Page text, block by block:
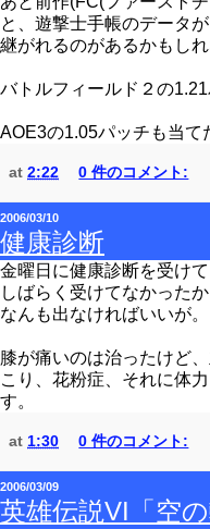
と、遊撃士手帳のデータ
継がれるのがあるかもし
バトルフィールド２の
AOE3の1.05パッチも当
at 2:22 0 件のコメント:
2006/03/10
健康診断
金曜日に健康診断を受けて
しばらく受けてなかったか
なんも出なければいいが。
膝が痛いのは治ったけど
こり、花粉症、それに体
す。
at 1:30 0 件のコメント:
2006/03/09
英雄伝説VI「空